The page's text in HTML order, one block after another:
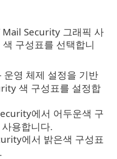
Mail Security 그래픽 사
구성표를 선택합니
운영 체제 설정을 기반
색 구성표를 설정합
에서 어두운색 구
용합니다.
에서 밝은색 구성표